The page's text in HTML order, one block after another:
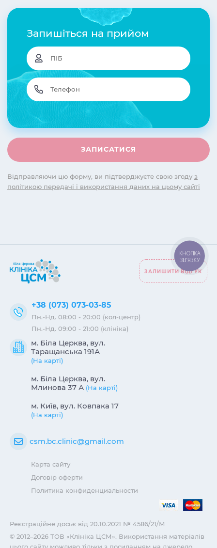
Запишіться на прийом
Відправляючи цю форму, ви підтверджуєте свою згоду з
політикою передачі і використання даних на цьому сайті
м. Біла Церква, вул.
Таращанська 191А
(На карті)
м. Біла Церква, вул.
Млинова 37 А (На карті)
м. Київ, вул. Ковпака 17
(На карті)
+38 (073) 073-03-85
Пн.-Нд. 08:00 - 20:00 (кол-центр)
Пн.-Нд. 09:00 - 21:00 (клініка)
csm.bc.clinic@gmail.com
Карта сайту
Договір оферти
Политика конфиденциальности
ЗАЛИШИТИ ВІДГУК
Реєстраційне досьє від 20.10.2021 № 4586/21/М
© 2012–2026 ТОВ «Клініка ЦСМ». Використання матеріалів
цього сайту можливо тільки з посиланням на джерело.
КНОПКА
ЗВ'ЯЗКУ